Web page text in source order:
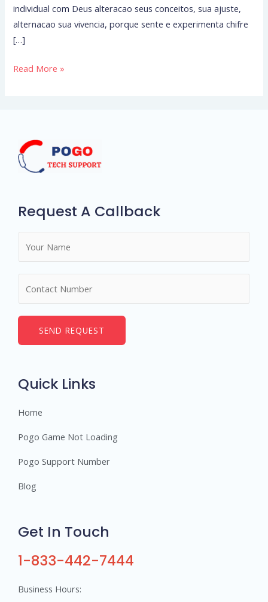
individual com Deus alteracao seus conceitos, sua ajuste,
alternacao sua vivencia, porque sente e experimenta chifre
[…]
Read More »
Request A Callback
*
e
SEND REQUEST
Quick Links
Home
Pogo Game Not Loading
Pogo Support Number
Blog
Get In Touch
1-833-442-7444
Business Hours: